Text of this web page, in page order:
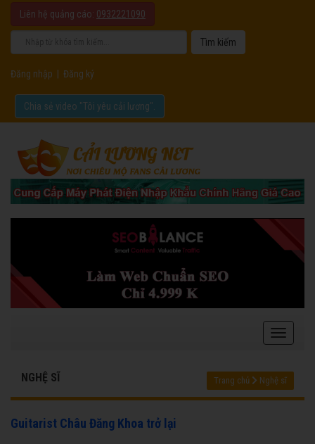
Liên hệ quảng cáo: 0932221090
Đăng nhập Đăng ký
Chia sẻ video "Tôi yêu cải lương".
NGHỆ SĨ Trang chủ Nghệ sĩ
Guitarist Châu Đăng Khoa trở lại